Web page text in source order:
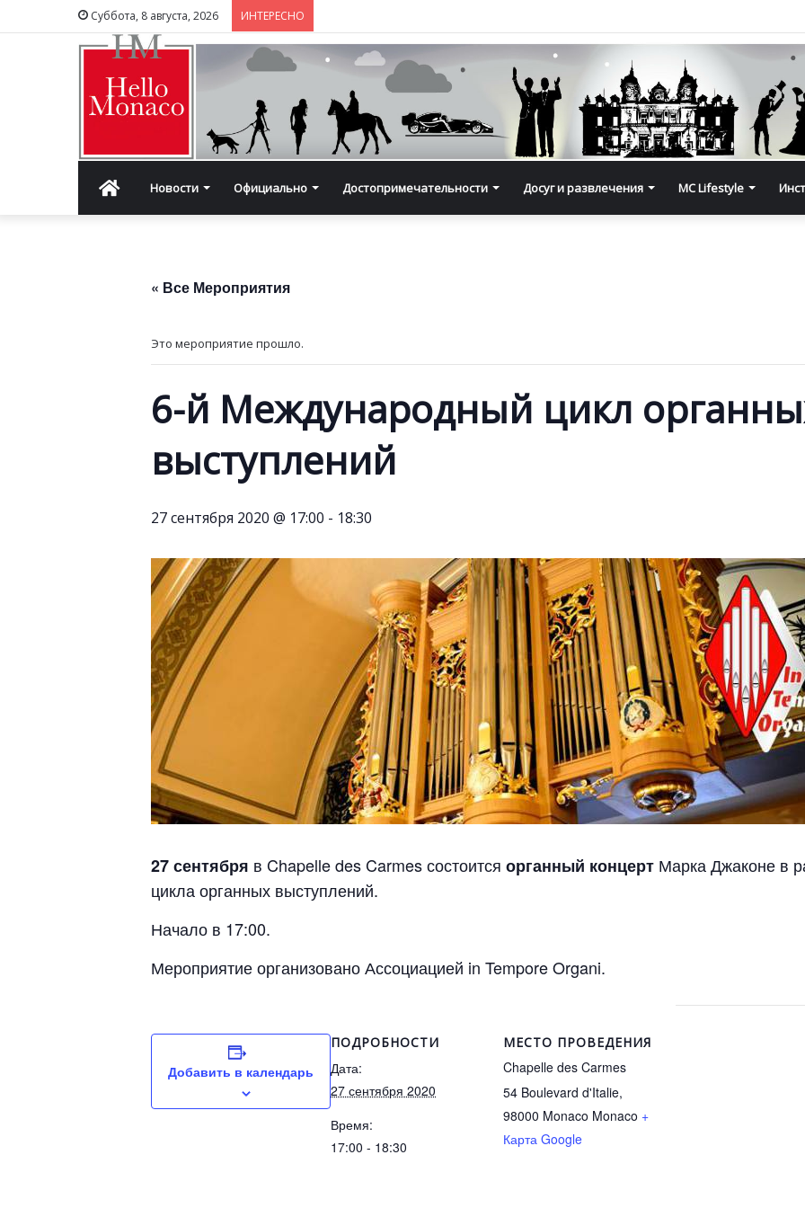
Суббота, 8 августа, 2026 ИНТЕРЕСНО
ГлавнаяНовости Официально Достопримечательности Досуг и развлечения MC Lifestyle
« Все Мероприятия
Это мероприятие прошло.
6-й Международный цикл
выступлений
27 сентября 2020 @ 17:00 - 18:30
27 сентября в Chapelle des Carmes состоится органный концерт Марка Джаконе в
цикла органных выступлений.
Начало в 17:00.
Мероприятие организовано Ассоциацией in Tempore Organi.
Добавить в календарь
ПОДРОБНОСТИ
Дата:
27 сентября 2020
Время:
17:00 - 18:30
МЕСТО ПРОВЕДЕНИЯ
Chapelle des Carmes
54 Boulevard d'Italie,
98000 Monaco Monaco +
Карта Google